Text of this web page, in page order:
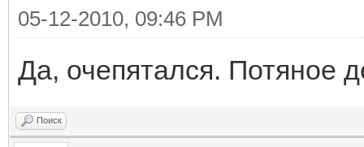
05-12-2010, 09:46 PM
Да, очепятался. Потяное
Поиск